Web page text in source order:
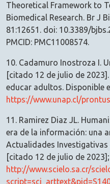
Theoretical Framework to
Biomedical Research. Br J
81:12651. doi: 10.3389/
PMCID: PMC11008574.
10. Cadamuro Inostroza I.
[citado 12 de julio de
educar adultos. Disponible
https://www.unap.cl/prontus_unap/site/artic/20210709/pags/
11. Ramirez Diaz JL.
era de la información: una
Actualidades
[citado 12 de julio de
http://www.scielo.sa.cr/